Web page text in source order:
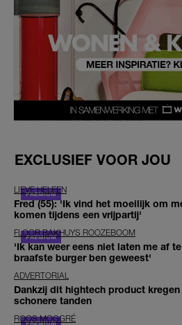
EXCLUSIEF VOOR JOU
LIEVE HELEEN
Fred (55): 'Ik vind het moeilijk om
komen tijdens een vrijpartij'
FLOOR BAKHUYS ROOZEBOOM
'Ik kan weer eens niet laten me af
braafste burger ben geweest'
ADVERTORIAL
Dankzij dit hightech product
schonere tanden
ROOS MOGGRÉ